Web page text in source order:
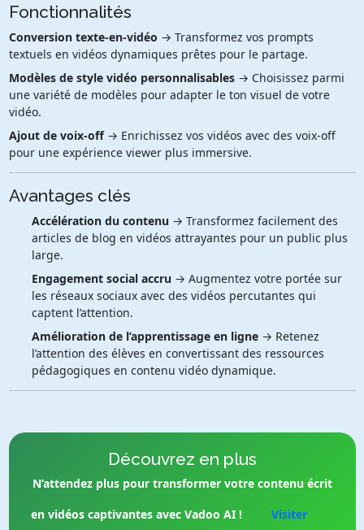
Fonctionnalités
Conversion texte-en-vidéo → Transformez vos prompts
textuels en vidéos dynamiques prêtes pour le partage.
Modèles de style vidéo personnalisables→ Choisissez parmi
une variété de modèles pour adapter le ton visuel de votre
vidéo.
Ajout de voix-off→ Enrichissez vos vidéos avec des voix-off
pour une expérience viewer plus immersive.
Avantages clés
Accélération du contenu→ Transformez facilement des
articles de blog en vidéos attrayantes pour un public plus
large.
Engagement social accru→ Augmentez votre portée sur
les réseaux sociaux avec des vidéos percutantes qui
captent l’attention.
Amélioration de l’apprentissage en ligne→ Retenez
l’attention des élèves en convertissant des ressources
pédagogiques en contenu vidéo dynamique.
Découvrez en plus
N’attendez plus pour transformer votre contenu écrit
en vidéos captivantes avec Vadoo AI !
Visiter